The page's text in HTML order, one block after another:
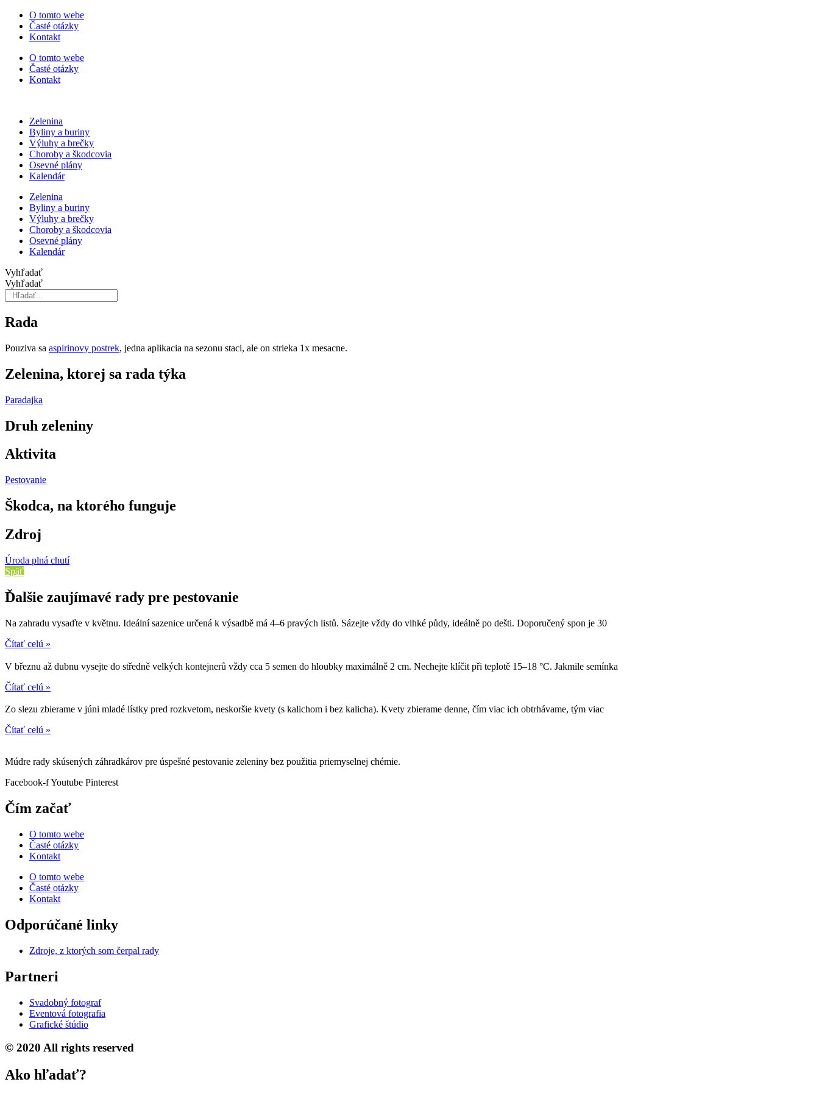
Preskočiť
obsah
O tomto webe
Časté otázky
Kontakt
O tomto webe
Časté otázky
Kontakt
Zelenina
Byliny a buriny
Výluhy a brečky
Choroby a škodcovia
Osevné plány
Kalendár
Zelenina
Byliny a buriny
Výluhy a brečky
Choroby a škodcovia
Osevné plány
Kalendár
Vyhľadať
Vyhľadať
Rada
Pouziva sa aspirinovy postrek, jedna aplikacia na sezonu staci, ale on strieka 1x mesacne.
Zelenina, ktorej sa rada týka
Paradajka
Druh zeleniny
Aktivita
Pestovanie
Škodca, na ktorého funguje
Zdroj
Úroda plná chutí
Späť
Ďalšie zaujímavé rady pre pestovanie
Na zahradu vysaďte v květnu. Ideální sazenice určená k výsadbě má 4–6 pravých listů. Sázejte vždy do vlhké půdy, ideálně po dešti. Doporučený spon je 30
Čítať celú »
V březnu až dubnu vysejte do středně velkých kontejnerů vždy cca 5 semen do hloubky maximálně 2 cm. Nechejte klíčit při teplotě 15–18 °C. Jakmile semínka
Čítať celú »
Zo slezu zbierame v júni mladé lístky pred rozkvetom, neskoršie kvety (s kalichom i bez kalicha). Kvety zbierame denne, čím viac ich obtrhávame, tým viac
Čítať celú »
Múdre rady skúsených záhradkárov pre úspešné pestovanie zeleniny bez použitia priemyselnej chémie.
Facebook-fYoutube Pinterest
Čím začať
O tomto webe
Časté otázky
Kontakt
O tomto webe
Časté otázky
Kontakt
Odporúčané linky
Zdroje, z ktorých som čerpal rady
Partneri
Svadobný fotograf
Eventová fotografia
Grafické štúdio
© 2020 All rights reserved
Ako hľadať?